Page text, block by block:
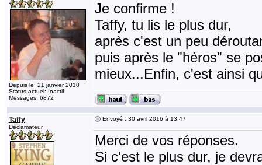
Depuis le: 21 janvier 2010
Status actuel: Inactif
Messages: 6872
Je confirme !
Taffy, tu lis le plus dur,
après c'est un peu
puis après le "héros" se
mieux...Enfin, c'est ainsi
Taffy
Déclamateur
Envoyé : 30 avril 2016 à 13:47
Merci de vos réponses.
Si c'est le plus dur, je